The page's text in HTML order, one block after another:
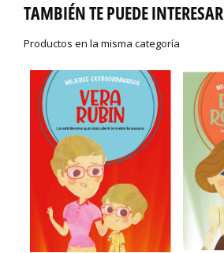
TAMBIÉN TE PUEDE INTERESAR
Productos en la misma categoría